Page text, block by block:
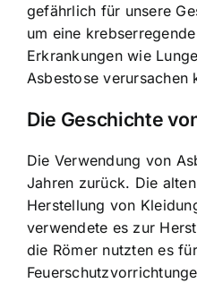
gefährlich für unsere
um eine
Erkrankungen wie
Asbestose verursachen
Die Geschichte
Die Verwendung von
Jahren zurück. Die
Herstellung von
verwendete es zur
die Römer nutzten es